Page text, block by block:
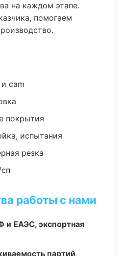
на каждом этапе.
помогаем
cam
покрытия
испытания
резка
работы с нами
и ЕАЭС, экспортная
партий,